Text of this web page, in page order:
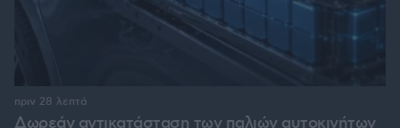
Δωρεάν αντικατάσταση των παλιών αυτοκινήτων
πριν 28 λεπτά